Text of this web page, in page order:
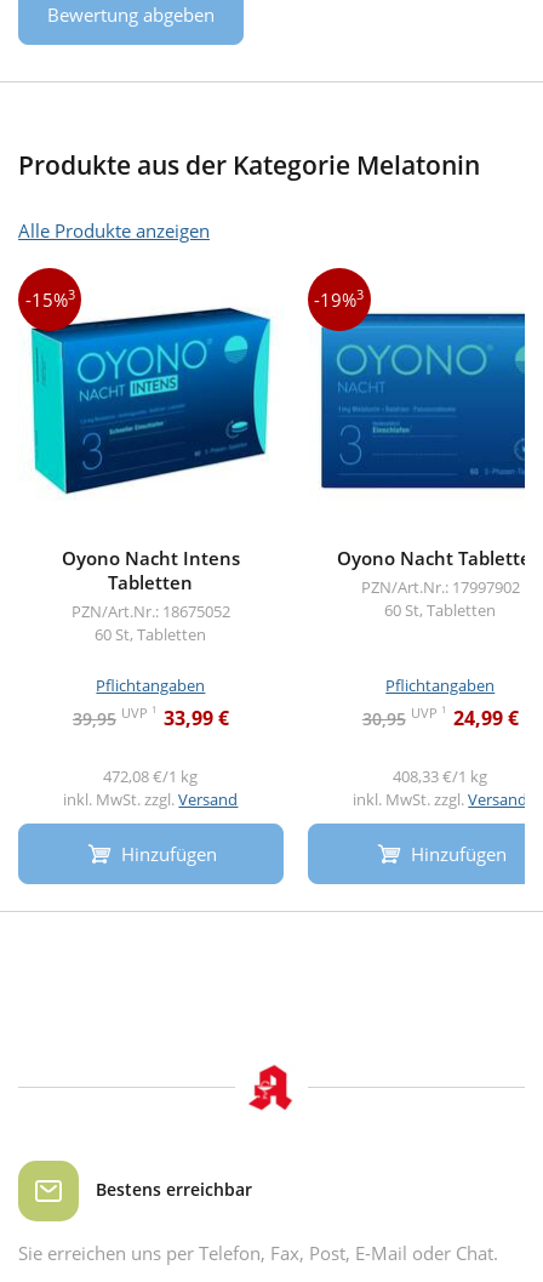
Bewertung abgeben
Produkte aus der Kategorie Melatonin
Alle Produkte anzeigen
-15%3
Oyono Nacht Intens
Tabletten
PZN/Art.Nr.: 18675052
60 St, Tabletten
Pflichtangaben
39,95 UVP 1 33,99 €
472,08 €/1 kg
inkl. MwSt. zzgl.Versand
Hinzufügen
-19%3
Oyono Nacht Tabletten
PZN/Art.Nr.: 17997902
60 St, Tabletten
Pflichtangaben
30,95 UVP 1 24,99 €
408,33 €/1 kg
inkl. MwSt. zzgl.Versand
Hinzufügen
Bestens erreichbar
Sie erreichen uns per Telefon, Fax, Post, E-Mail oder Chat.